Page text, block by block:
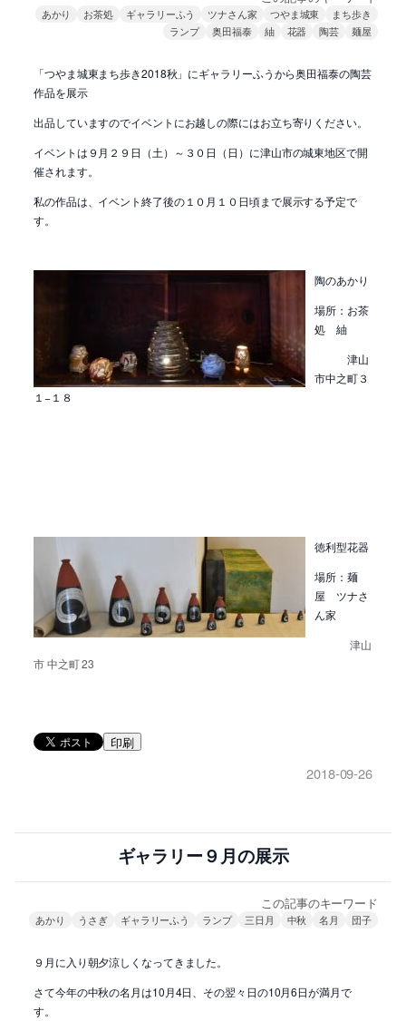
あかり お茶処 ギャラリーふう ツナさん家 つやま城東
まち歩き
ランプ
奥田福泰 紬 花器 陶芸 麺屋
「つやま城東まち歩き2018秋」にギャラリーふうから奥田福泰の陶芸
作品を展示
出品していますのでイベントにお越しの際にはお立ち寄りください。
イベントは９月２９日（土）～３０日（日）に津山市の城東地区で開
催されます。
私の作品は、イベント終了後の１０月１０日頃まで展示する予定で
す。
陶のあかり
場所：お茶
処 紬
津山
市中之町３
１−１８
徳利型花器
場所：麺
屋 ツナさ
ん家
津山
市 中之町 23
印刷
2018-09-26
ギャラリー９月の展示
この記事のキーワード
あかり うさぎ ギャラリーふう ランプ 三日月 中秋 名月 団子
９月に入り朝夕涼しくなってきました。
さて今年の中秋の名月は10月4日、その翌々日の10月6日が満月で
す。